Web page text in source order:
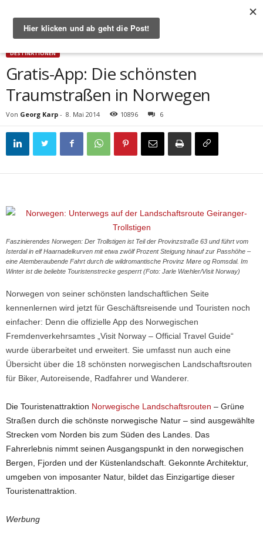
Start Destinationen Gratis-App: Die schönsten Traumstraßen in Norwegen
DESTINATIONEN
Gratis-App: Die schönsten
Traumstraßen in Norwegen
Von Georg Karp - 8. Mai 2014 10896 6
Faszinierendes Norwegen: Der Trollstigen ist Teil der Provinzstraße 63 und führt vom
Isterdal in elf Haarnadelkurven mit etwa zwölf Prozent Steigung hinauf zur Passhöhe –
eine Atemberaubende Fahrt durch die wildromantische Provinz Møre og Romsdal. Im
Winter ist die beliebte Touristenstrecke gesperrt (Foto: Jarle Wæhler/Visit Norway)
Norwegen von seiner schönsten landschaftlichen Seite
kennenlernen wird jetzt für Geschäftsreisende und Touristen noch
einfacher: Denn die offizielle App des Norwegischen
Fremdenverkehrsamtes „Visit Norway – Official Travel Guide“
wurde überarbeitet und erweitert. Sie umfasst nun auch eine
Übersicht über die 18 schönsten norwegischen Landschaftsrouten
für Biker, Autoreisende, Radfahrer und Wanderer.
Die Touristenattraktion Norwegische Landschaftsrouten – Grüne
Straßen durch die schönste norwegische Natur – sind ausgewählte
Strecken vom Norden bis zum Süden des Landes. Das
Fahrerlebnis nimmt seinen Ausgangspunkt in den norwegischen
Bergen, Fjorden und der Küstenlandschaft. Gekonnte Architektur,
umgeben von imposanter Natur, bildet das Einzigartige dieser
Touristenattraktion.
Werbung